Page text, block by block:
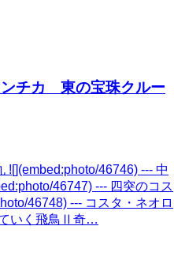
チカ 東の宝珠クルー
![](embed:photo/46746) --- 中
46747) --- 四突のコス
46748) --- コスタ・ネオロ
ていく飛鳥Ⅱ奇…